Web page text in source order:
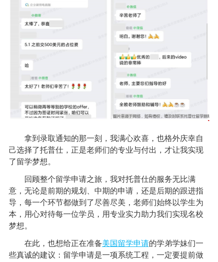
拿到录取通知的那一刻，我满心欢喜，也格外庆幸自
己选择了托普仕，正是老师们的专业与付出，才让我实现
了留学梦想。
回顾整个留学申请之旅，我对托普仕的服务无比满
意，无论是前期的规划、中期的申请，还是后期的跟进指
导，每一个环节都做到了尽善尽美，老师们始终以学生为
本，用心对待每一位学员，用专业实力助力我们实现名校
梦想。
在此，也想给正在准备美国留学申请的学弟学妹们一
些真诚的建议：留学申请是一项系统工程，一定要提前做